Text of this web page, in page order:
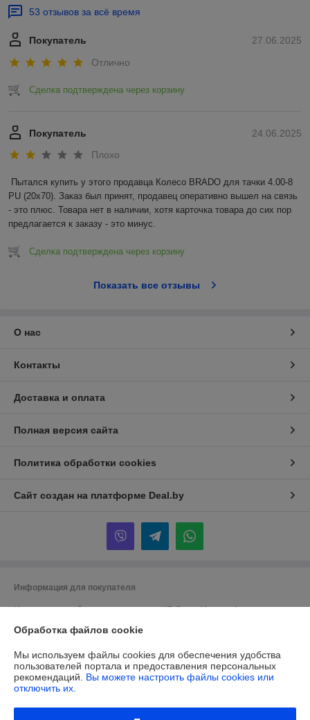
53 отзывов за всё время
27.06.2025
Покупатель
Отлично
Сделка подтверждена через корзину
24.06.2025
Покупатель
Плохо
Пытался купить у этого продавца Колесо BRADO для тачки 4.00-8
PU (20x70). Заказ был принят, продавец оперативно вышел на связь
- это плюс. Товара нет в наличии, хотя карточка товара до сих пор
предлагается к заказу - это минус.
Сделка подтверждена через корзину
Показать все отзывы
О нас
Контакты
Доставка и оплата
Полная версия сайта
Политика обработки cookies
Сайт создан на платформе Deal.by
Информация для покупателя
Индивидуальный предприниматель:ИП Сачук Марина Анатольевна
Каменка
Регистрационный номер ЕГР: 491570239
УНП: 491570239
комитет
Обработка файлов cookie
Мы используем файлы cookies для обеспечения удобства
пользователей портала и предоставления персональных
рекомендаций. Вы можете настроить файлы cookies или
отключить их.